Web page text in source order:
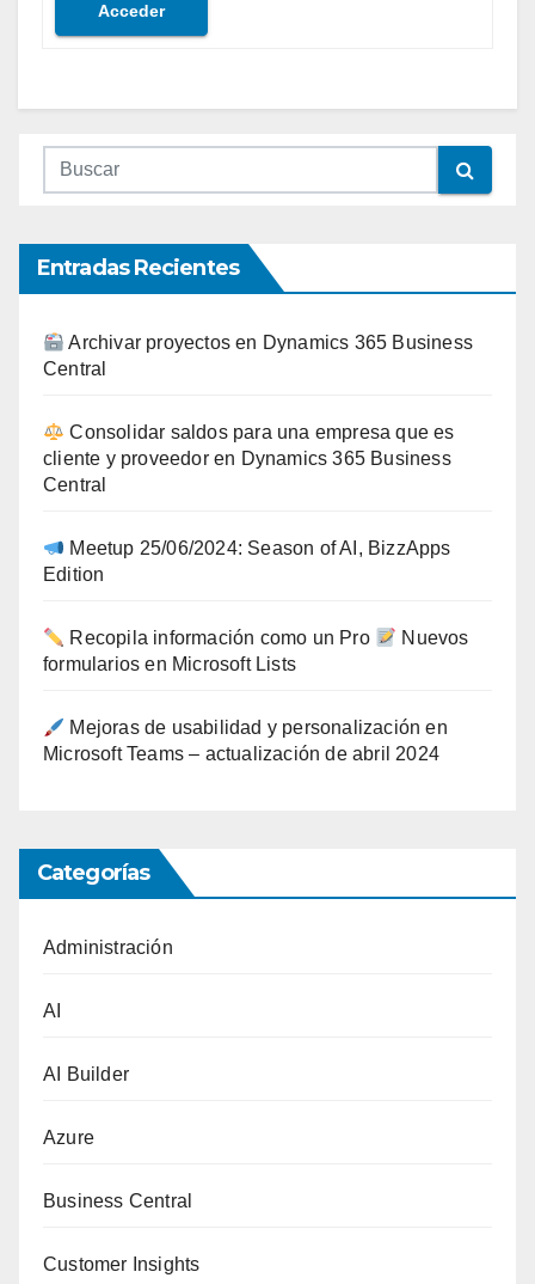
Acceder
Entradas Recientes
Archivar proyectos en Dynamics 365 Business
Central
Consolidar saldos para una empresa que es
cliente y proveedor en Dynamics 365 Business
Central
Meetup 25/06/2024: Season of AI, BizzApps
Edition
Recopila información como un Pro
Nuevos
formularios en Microsoft Lists
Mejoras de usabilidad y personalización en
Microsoft Teams – actualización de abril 2024
Categorías
Administración
AI
AI Builder
Azure
Business Central
Customer Insights